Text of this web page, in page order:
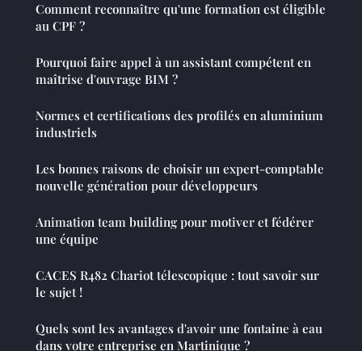
Comment reconnaître qu'une formation est éligible
au CPF ?
Pourquoi faire appel à un assistant compétent en
maîtrise d'ouvrage BIM ?
Normes et certifications des profilés en aluminium
industriels
Les bonnes raisons de choisir un expert-comptable
nouvelle génération pour développeurs
Animation team building pour motiver et fédérer
une équipe
CACES R482 Chariot télescopique : tout savoir sur
le sujet !
Quels sont les avantages d'avoir une fontaine à eau
dans votre entreprise en Martinique ?